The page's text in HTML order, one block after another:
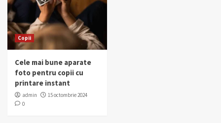
Copii
Cele mai bune aparate
foto pentru copii cu
printare instant
admin
15 octombrie 2024
0